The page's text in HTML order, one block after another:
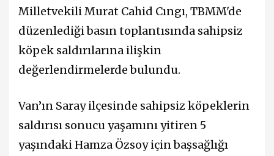
Milletvekili Murat Cahid Cıngı, TBMM'de
düzenlediği basın toplantısında sahipsiz
köpek saldırılarına ilişkin
değerlendirmelerde bulundu.
Van’ın Saray ilçesinde sahipsiz köpeklerin
saldırısı sonucu yaşamını yitiren 5
yaşındaki Hamza Özsoy için başsağlığı